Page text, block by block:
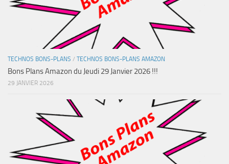
TECHNOS BONS-PLANS / TECHNOS BONS-PLANS AMAZON
Bons Plans Amazon du Jeudi 29 Janvier 2026 !!!
29 JANVIER 2026